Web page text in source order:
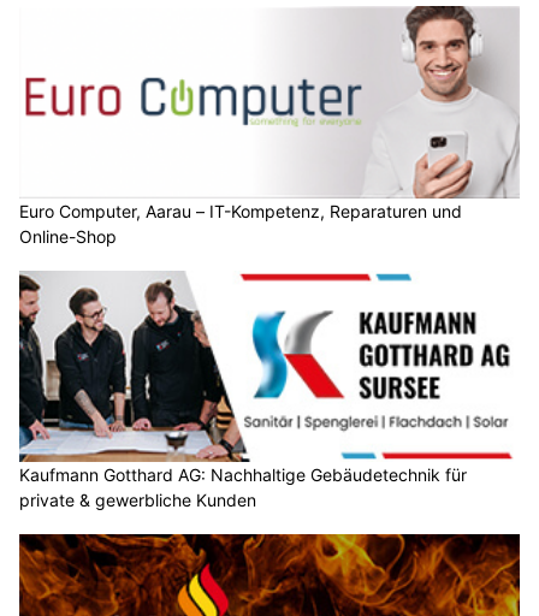
Euro Computer, Aarau – IT-Kompetenz, Reparaturen und
Online-Shop
Kaufmann Gotthard AG: Nachhaltige Gebäudetechnik für
private & gewerbliche Kunden